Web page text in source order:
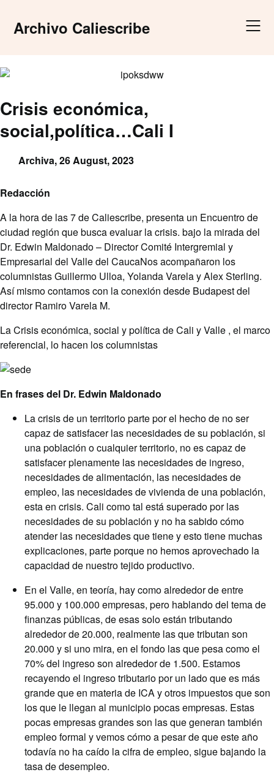
contentArchivo Caliescribe
Crisis económica,
social,política…Cali I
Archiva,26 August, 2023
Redacción
A la hora de las 7 de Caliescribe, presenta un Encuentro de
ciudad región que busca evaluar la crisis. bajo la mirada del
Dr. Edwin Maldonado – Director Comité Intergremial y
Empresarial del Valle del CaucaNos acompañaron los
columnistas Guillermo Ulloa, Yolanda Varela y Alex Sterling.
Así mismo contamos con la conexión desde Budapest del
director Ramiro Varela M.
La Crisis económica, social y política de Cali y Valle , el marco
referencial, lo hacen los columnistas
En frases del Dr. Edwin Maldonado
La crisis de un territorio parte por el hecho de no ser
capaz de satisfacer las necesidades de su población, si
una población o cualquier territorio, no es capaz de
satisfacer plenamente las necesidades de ingreso,
necesidades de alimentación, las necesidades de
empleo, las necesidades de vivienda de una población,
esta en crisis. Cali como tal está superado por las
necesidades de su población y no ha sabido cómo
atender las necesidades que tiene y esto tiene muchas
explicaciones, parte porque no hemos aprovechado la
capacidad de nuestro tejido productivo.
En el Valle, en teoría, hay como alrededor de entre
95.000 y 100.000 empresas, pero hablando del tema de
finanzas públicas, de esas solo están tributando
alrededor de 20.000, realmente las que tributan son
20.000 y si uno mira, en el fondo las que pesa como el
70% del ingreso son alrededor de 1.500. Estamos
recayendo el ingreso tributario por un lado que es más
grande que en materia de ICA y otros impuestos que son
los que le llegan al municipio pocas empresas. Estas
pocas empresas grandes son las que generan también
empleo formal y vemos cómo a pesar de que este año
todavía no ha caído la cifra de empleo, sigue bajando la
tasa de desempleo.